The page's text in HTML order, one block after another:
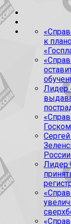
к
Лидер
Лидер